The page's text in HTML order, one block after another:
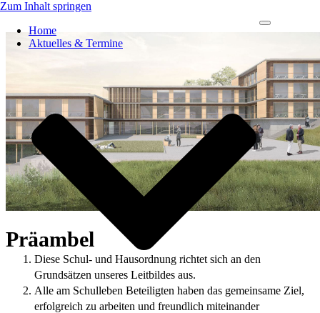
Zum Inhalt springen
Home
Aktuelles & Termine
Navigations-
Präambel
Diese Schul- und Hausordnung richtet sich an den
Grundsätzen unseres Leitbildes aus.
Alle am Schulleben Beteiligten haben das gemeinsame Ziel,
erfolgreich zu arbeiten und freundlich miteinander